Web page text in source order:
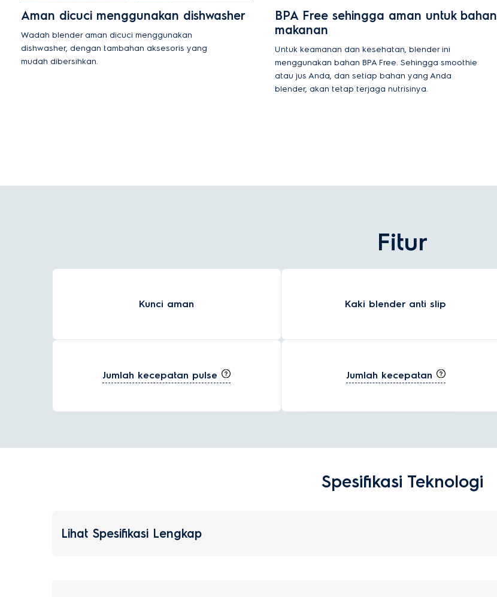
Aman dicuci menggunakan dishwasher
Wadah blender aman dicuci menggunakan
dishwasher, dengan tambahan aksesoris yang
mudah dibersihkan.
BPA Free sehingga aman untuk bahan
makanan
Untuk keamanan dan kesehatan, blender ini
menggunakan bahan BPA Free. Sehingga smoothie
atau jus Anda, dan setiap bahan yang Anda
blender, akan tetap terjaga nutrisinya.
Fitur
Kunci aman Kaki blender anti slip
Jumlah kecepatan pulse Jumlah kecepatan
Spesifikasi Teknologi
Lihat Spesifikasi Lengkap